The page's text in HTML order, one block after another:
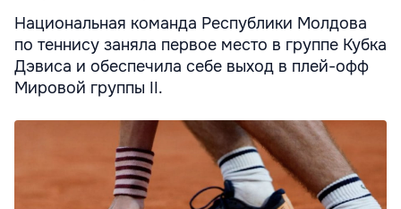
Национальная команда Республики Молдова
по теннису заняла первое место в группе Кубка
Дэвиса и обеспечила себе выход в плей-офф
Мировой группы II.